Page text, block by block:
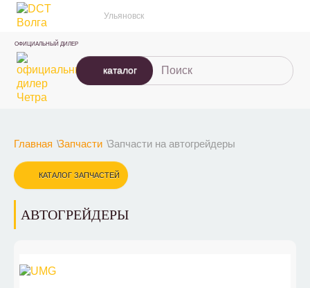
Ульяновск
ОФИЦИАЛЬНЫЙ ДИЛЕР
каталог
Главная Запчасти Запчасти на автогрейдеры
КАТАЛОГ ЗАПЧАСТЕЙ
АВТОГРЕЙДЕРЫ